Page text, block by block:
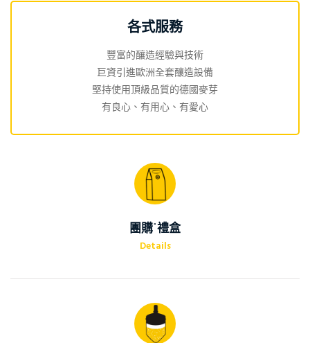
各式服務
豐富的釀造經驗與技術
巨資引進歐洲全套釀造設備
堅持使用頂級品質的德國麥芽
有良心、有用心、有愛心
團購˙禮盒
Details